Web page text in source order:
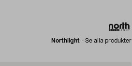
Northlight - Se alla produkter